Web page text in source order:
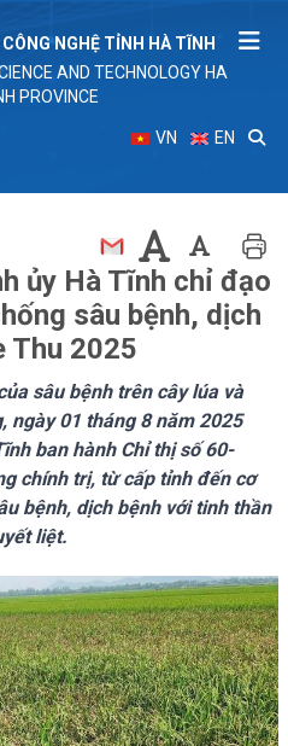
NGHỆ TỈNH HÀ TĨNH
AND TECHNOLOGY HA
PROVINCE
VN EN
ủy Hà Tĩnh chỉ đạo
sâu bệnh, dịch
Thu 2025
sâu bệnh trên cây lúa và
ngày 01 tháng 8 năm 2025
ban hành Chỉ thị số 60-
chính trị, từ cấp tỉnh đến cơ
bệnh, dịch bệnh với tinh thần
liệt.